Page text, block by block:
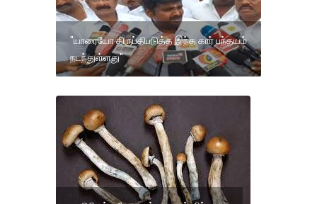
"யாரையோ திருப்திபடுத்த இந்த கார் பந்தயம்
நடந்துள்ளது"